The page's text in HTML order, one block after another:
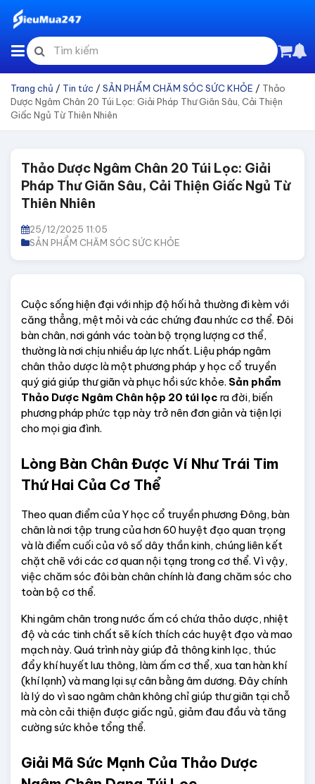
Trang chủ / Tin tức / SẢN PHẨM CHĂM SÓC SỨC KHỎE / Thảo
Dược Ngâm Chân 20 Túi Lọc: Giải Pháp Thư Giãn Sâu, Cải Thiện
Giấc Ngủ Từ Thiên Nhiên
Thảo Dược Ngâm Chân 20 Túi Lọc: Giải
Pháp Thư Giãn Sâu, Cải Thiện Giấc Ngủ Từ
Thiên Nhiên
25/12/2025 11:05
SẢN PHẨM CHĂM SÓC SỨC KHỎE
Cuộc sống hiện đại với nhịp độ hối hả thường đi kèm với
căng thẳng, mệt mỏi và các chứng đau nhức cơ thể. Đôi
bàn chân, nơi gánh vác toàn bộ trọng lượng cơ thể,
thường là nơi chịu nhiều áp lực nhất. Liệu pháp ngâm
chân thảo dược là một phương pháp y học cổ truyền
quý giá giúp thư giãn và phục hồi sức khỏe. Sản phẩm
Thảo Dược Ngâm Chân hộp 20 túi lọc ra đời, biến
phương pháp phức tạp này trở nên đơn giản và tiện lợi
cho mọi gia đình.
Lòng Bàn Chân Được Ví Như Trái Tim
Thứ Hai Của Cơ Thể
Theo quan điểm của Y học cổ truyền phương Đông, bàn
chân là nơi tập trung của hơn 60 huyệt đạo quan trọng
và là điểm cuối của vô số dây thần kinh, chúng liên kết
chặt chẽ với các cơ quan nội tạng trong cơ thể. Vì vậy,
việc chăm sóc đôi bàn chân chính là đang chăm sóc cho
toàn bộ cơ thể.
Khi ngâm chân trong nước ấm có chứa thảo dược, nhiệt
độ và các tinh chất sẽ kích thích các huyệt đạo và mao
mạch này. Quá trình này giúp đả thông kinh lạc, thúc
đẩy khí huyết lưu thông, làm ấm cơ thể, xua tan hàn khí
(khí lạnh) và mang lại sự cân bằng âm dương. Đây chính
là lý do vì sao ngâm chân không chỉ giúp thư giãn tại chỗ
mà còn cải thiện được giấc ngủ, giảm đau đầu và tăng
cường sức khỏe tổng thể.
Giải Mã Sức Mạnh Của Thảo Dược